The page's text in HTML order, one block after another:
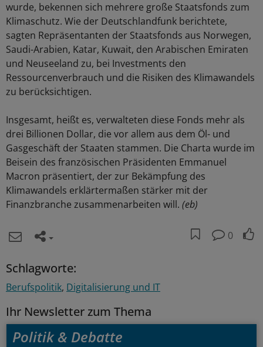
wurde, bekennen sich mehrere große Staatsfonds zum
Klimaschutz. Wie der Deutschlandfunk berichtete,
sagten Repräsentanten der Staatsfonds aus Norwegen,
Saudi-Arabien, Katar, Kuwait, den Arabischen Emiraten
und Neuseeland zu, bei Investments den
Ressourcenverbrauch und die Risiken des Klimawandels
zu berücksichtigen.
Insgesamt, heißt es, verwalteten diese Fonds mehr als
drei Billionen Dollar, die vor allem aus dem Öl- und
Gasgeschäft der Staaten stammen. Die Charta wurde im
Beisein des französischen Präsidenten Emmanuel
Macron präsentiert, der zur Bekämpfung des
Klimawandels erklärtermaßen stärker mit der
Finanzbranche zusammenarbeiten will. (eb)
0
Schlagworte:
Berufspolitik Digitalisierung und IT
Ihr Newsletter zum Thema
Politik & Debatte